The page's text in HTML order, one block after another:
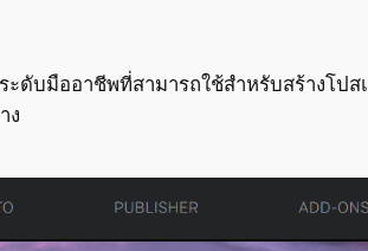
ดับมืออาชีพที่สามารถใช้สำหรับสร้างโปส
ง